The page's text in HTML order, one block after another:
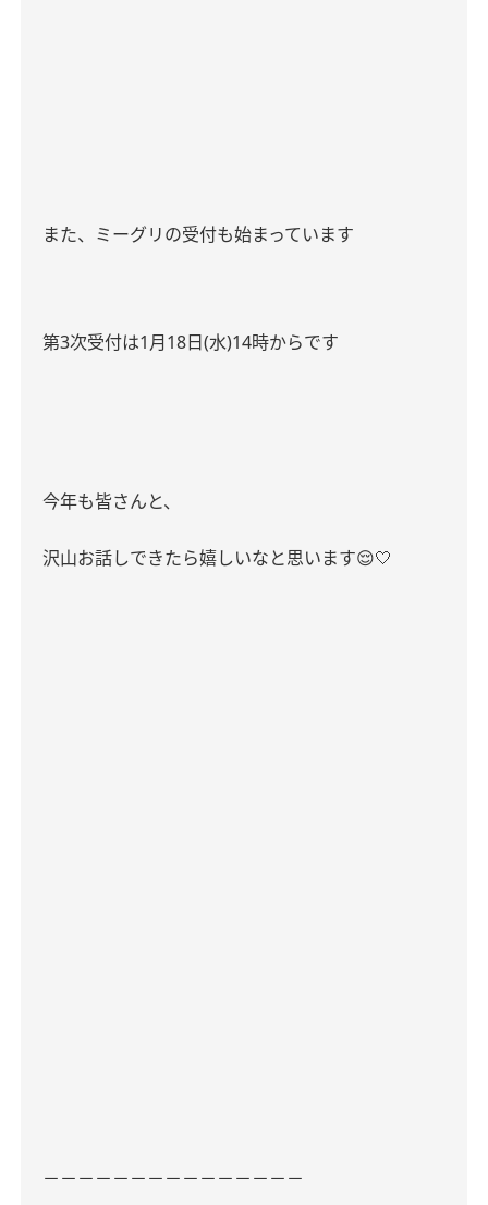
また、ミーグリの受付も始まっています
第3次受付は1月18日(水)14時からです
今年も皆さんと、
沢山お話しできたら嬉しいなと思います😌🤍
－－－－－－－－－－－－－－－